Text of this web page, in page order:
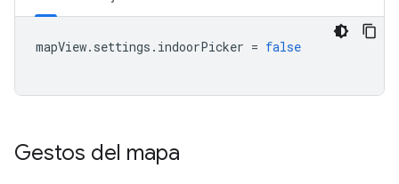
mapView. settings . indoorPicker = false
Gestos del mapa